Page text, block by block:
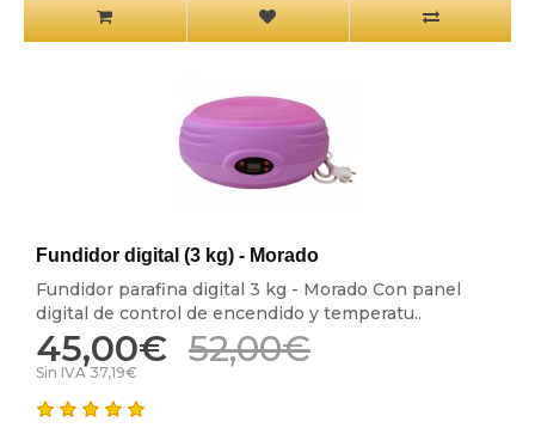
Fundidor digital (3 kg) - Morado
Fundidor parafina digital 3 kg - Morado Con panel
digital de control de encendido y temperatu..
45,00€ 52,00€
Sin IVA 37,19€